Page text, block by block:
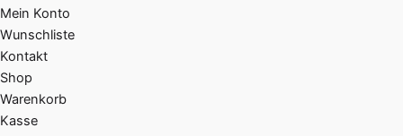
Mein Konto
Wunschliste
Kontakt
Shop
Warenkorb
Kasse